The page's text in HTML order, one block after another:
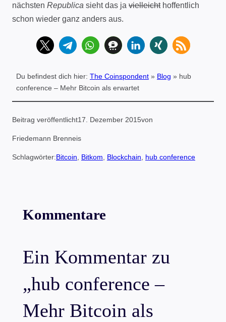
nächsten Republica sieht das ja vielleichthoffentlich
schon wieder ganz anders aus.
Du befindest dich hier: The Coinspondent » Blog » hub
conference – Mehr Bitcoin als erwartet
Beitrag veröffentlicht17. Dezember 2015von
Friedemann Brenneis
Schlagwörter:Bitcoin, Bitkom, Blockchain, hub conference
Kommentare
Ein Kommentar zu
„hub conference –
Mehr Bitcoin als